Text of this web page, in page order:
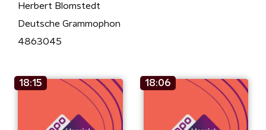
Herbert Blomstedt
Deutsche Grammophon
4863045
18:15 18:06